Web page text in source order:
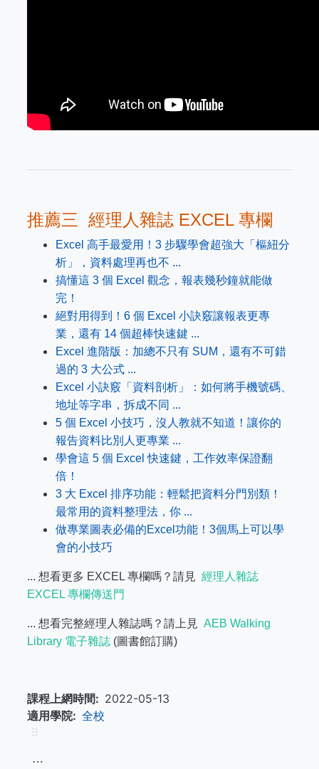
推薦三 經理人雜誌 EXCEL 專欄
Excel 高手最愛用！3 步驟學會超強大「樞紐分
析」，資料處理再也不 ...
搞懂這 3 個 Excel 觀念，報表幾秒鐘就能做
完！
絕對用得到！6 個 Excel 小訣竅讓報表更專
業，還有 14 個超棒快速鍵 ...
Excel 進階版：加總不只有 SUM，還有不可錯
過的 3 大公式 ...
Excel 小訣竅「資料剖析」：如何將手機號碼、
地址等字串，拆成不同 ...
5 個 Excel 小技巧，沒人教就不知道！讓你的
報告資料比別人更專業 ...
學會這 5 個 Excel 快速鍵，工作效率保證翻
倍！
3 大 Excel 排序功能：輕鬆把資料分門別類！
最常用的資料整理法，你 ...
做專業圖表必備的Excel功能！3個馬上可以學
會的小技巧
... 想看更多 EXCEL 專欄嗎？請見 經理人雜誌
EXCEL 專欄傳送門
... 想看完整經理人雜誌嗎？請上見 AEB Walking
Library 電子雜誌 (圖書館訂購)
課程上網時間
2022-05-13
適用學院
全校
⠿
⋯